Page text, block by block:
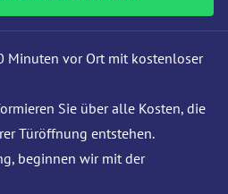
Minuten vor Ort mit kostenloser
Sie über alle Kosten, die
Türöffnung entstehen.
beginnen wir mit der